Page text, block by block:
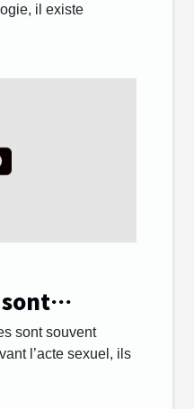
il existe
des
?
sont souvent
l’acte sexuel, ils